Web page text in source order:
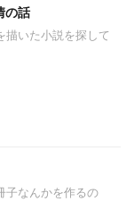
の話
描いた小説を探して
子なんかを作るの